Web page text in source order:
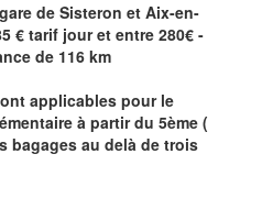
gare de Sisteron et Aix-en-
€ tarif jour et entre 280€ -
de 116 km
applicables pour le
à partir du 5ème (
bagages au delà de trois